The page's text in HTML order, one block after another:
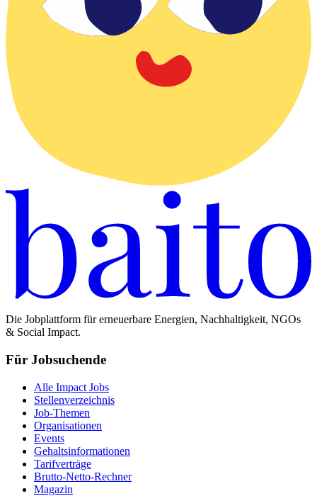
Die Jobplattform für erneuerbare Energien, Nachhaltigkeit, NGOs
& Social Impact.
Für Jobsuchende
Alle Impact Jobs
Stellenverzeichnis
Job-Themen
Organisationen
Events
Gehaltsinformationen
Tarifverträge
Brutto-Netto-Rechner
Magazin